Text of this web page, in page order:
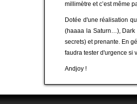
millimètre et c’est même
Dotée d'une réalisation
(haaaa la Saturn…), Dark
secrets) et prenante. En
faudra tester d'urgence si
Andjoy !